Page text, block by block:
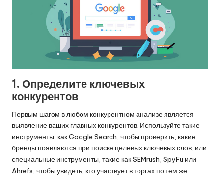
1. Определите ключевых
конкурентов
Первым шагом в любом конкурентном анализе является
выявление ваших главных конкурентов. Используйте такие
инструменты, как Google Search, чтобы проверить, какие
бренды появляются при поиске целевых ключевых слов, или
специальные инструменты, такие как SEMrush, SpyFu или
Ahrefs, чтобы увидеть, кто участвует в торгах по тем же